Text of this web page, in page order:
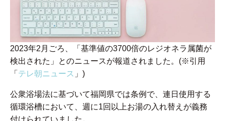
2023年2月ごろ、「基準値の3700倍のレジオネラ属菌が
検出された」とのニュースが報道されました。(※引用
「 テレ朝ニュース 」)
公衆浴場法に基づいて福岡県では条例で、連日使用する
循環浴槽において、週に1回以上お湯の入れ替えが義務